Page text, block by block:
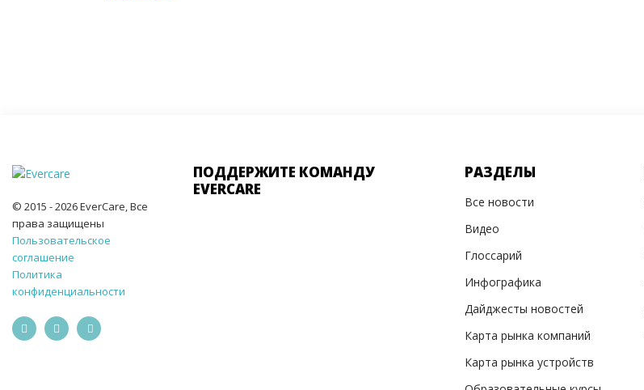
© 2015 - 2026 EverCare, Все
права защищены
Пользовательское
соглашение
Политика
конфиденциальности
ПОДДЕРЖИТЕ КОМАНДУ
EVERCARE
РАЗДЕЛЫ
Все новости
Видео
Глоссарий
Инфографика
Дайджесты новостей
Карта рынка компаний
Карта рынка устройств